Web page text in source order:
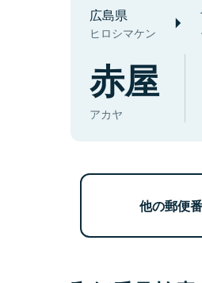
広島県
ヒロシマケン
赤屋
アカヤ
他の郵便